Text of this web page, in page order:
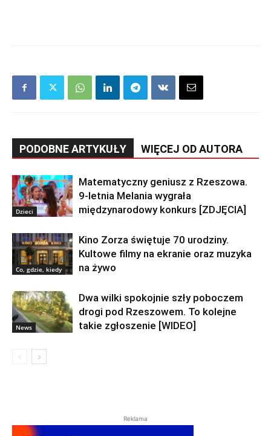
PODOBNE ARTYKUŁY WIĘCEJ OD AUTORA
Dzieci
Matematyczny geniusz z Rzeszowa.
9-letnia Melania wygrała
międzynarodowy konkurs [ZDJĘCIA]
Co, gdzie, kiedy
Kino Zorza świętuje 70 urodziny.
Kultowe filmy na ekranie oraz muzyka
na żywo
News
Dwa wilki spokojnie szły poboczem
drogi pod Rzeszowem. To kolejne
takie zgłoszenie [WIDEO]
Reklama